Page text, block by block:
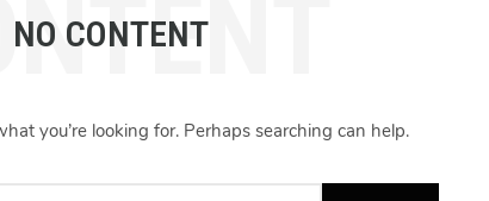
NO CONTENT
you’re looking for. Perhaps searching can help.